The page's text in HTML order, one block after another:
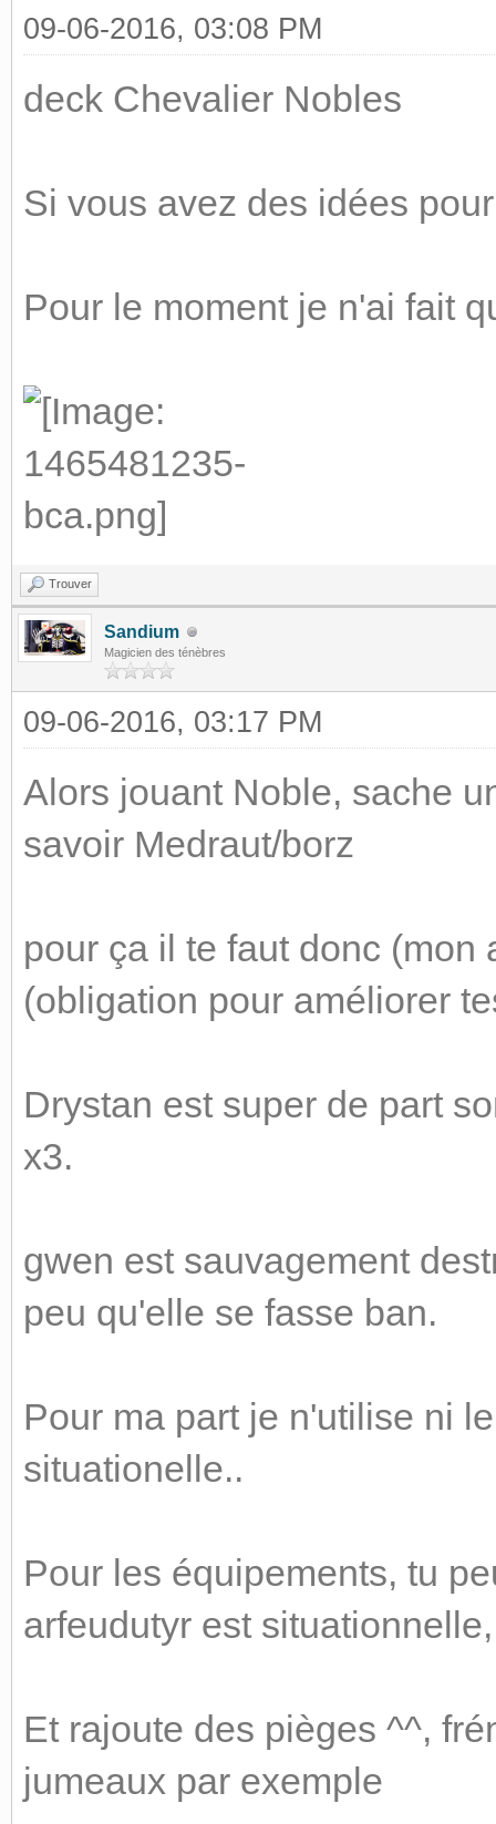
09-06-2016, 03:08 PM
deck Chevalier Nobles
Si vous avez des idées
Pour le moment je n'ai fait
Trouver
Sandium
Magicien des ténèbres
09-06-2016, 03:17 PM
Alors jouant Noble, sache
savoir Medraut/borz
pour ça il te faut donc (mon
(obligation pour améliorer
Drystan est super de part
x3.
gwen est sauvagement
peu qu'elle se fasse ban.
Pour ma part je n'utilise ni
situationelle..
Pour les équipements, tu
arfeudutyr est
Et rajoute des pièges ^^,
jumeaux par exemple